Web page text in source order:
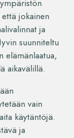
jokainen
ja
suunniteltu
elämänlaatua,
aikavälillä.
vain
käytäntöjä.
ja